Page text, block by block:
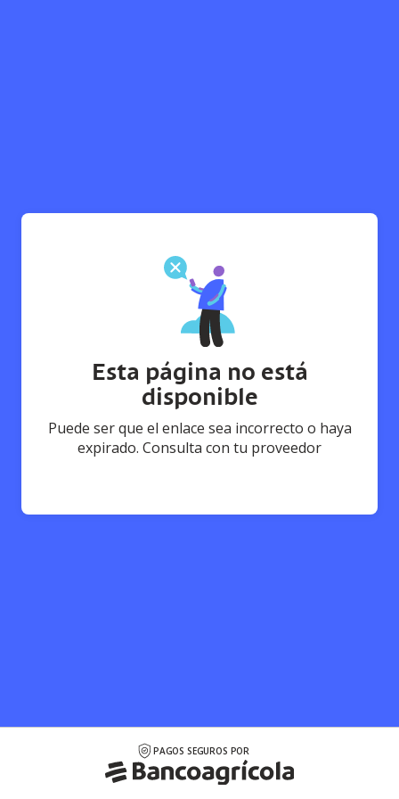
Esta página no está
disponible
Puede ser que el enlace sea incorrecto o haya
expirado. Consulta con tu proveedor
PAGOS SEGUROS POR